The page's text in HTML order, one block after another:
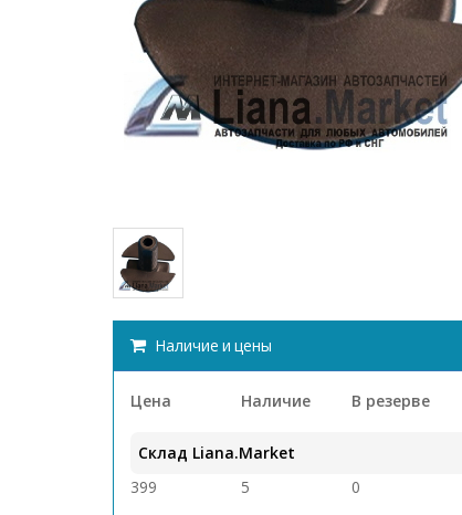
Наличие и цены
Цена Наличие В резерве
Склад Liana.Market
399
5 0